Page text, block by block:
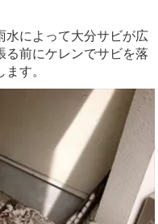
によって大分サビが広
る前にケレンでサビを落
す。